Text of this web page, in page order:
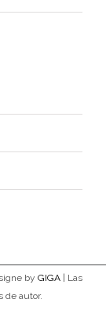
by GIGA | Las
de autor.